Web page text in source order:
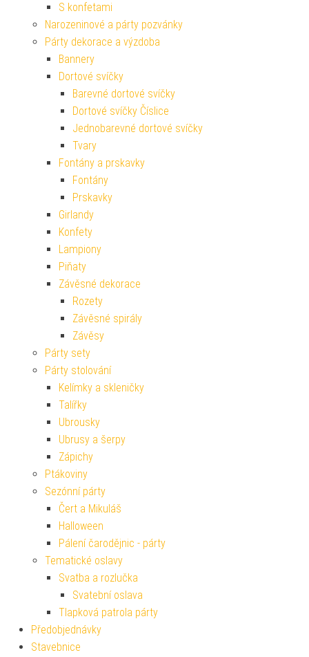
S konfetami
Narozeninové a párty pozvánky
Párty dekorace a výzdoba
Bannery
Dortové svíčky
Barevné dortové svíčky
Dortové svíčky Číslice
Jednobarevné dortové svíčky
Tvary
Fontány a prskavky
Fontány
Prskavky
Girlandy
Konfety
Lampiony
Piňaty
Závěsné dekorace
Rozety
Závěsné spirály
Závěsy
Párty sety
Párty stolování
Kelímky a skleničky
Talířky
Ubrousky
Ubrusy a šerpy
Zápichy
Ptákoviny
Sezónní párty
Čert a Mikuláš
Halloween
Pálení čarodějnic - párty
Tematické oslavy
Svatba a rozlučka
Svatební oslava
Tlapková patrola párty
Předobjednávky
Stavebnice